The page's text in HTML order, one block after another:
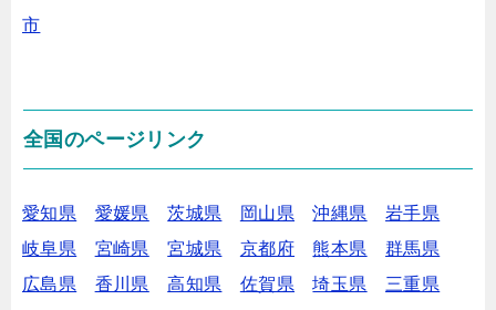
市
全国のページリンク
愛知県 愛媛県 茨城県 岡山県 沖縄県
岩手県
岐阜県
宮崎県 宮城県 京都府 熊本県
群馬県
広島県
香川県 高知県 佐賀県 埼玉県
三重県